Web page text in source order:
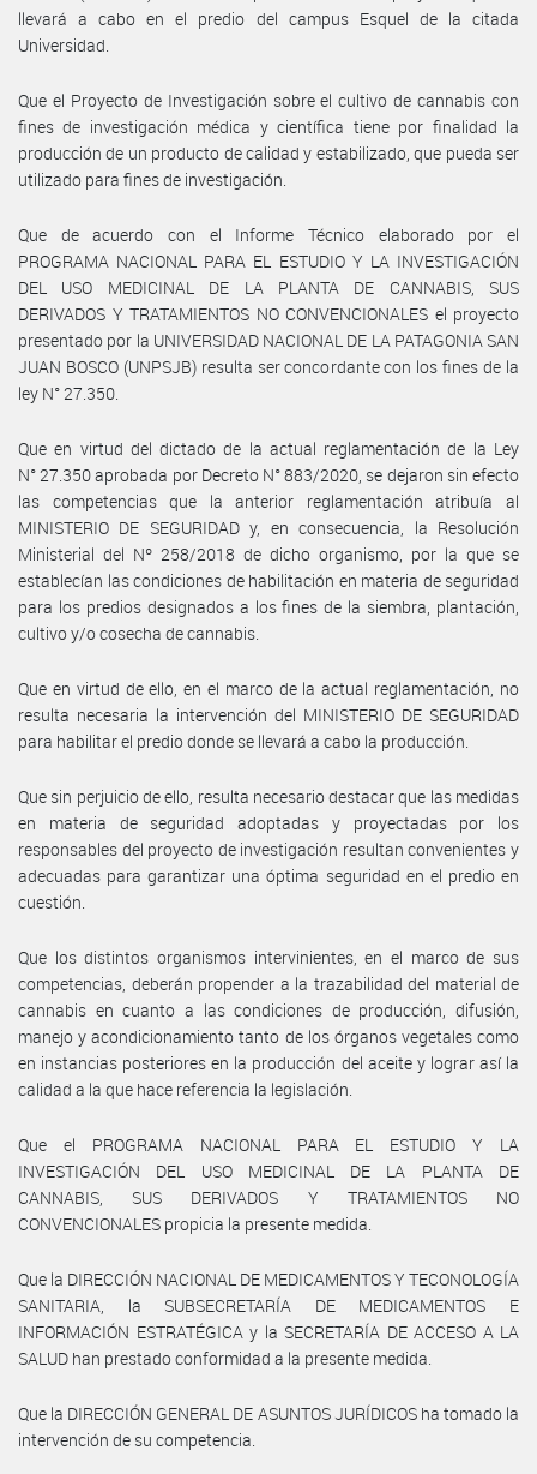
llevará a cabo en el predio del campus Esquel de la citada
Universidad.
Que el Proyecto de Investigación sobre el cultivo de cannabis con
fines de investigación médica y científica tiene por finalidad la
producción de un producto de calidad y estabilizado, que pueda ser
utilizado para fines de investigación.
Que de acuerdo con el Informe Técnico elaborado por el
PROGRAMA NACIONAL PARA EL ESTUDIO Y LA INVESTIGACIÓN
DEL USO MEDICINAL DE LA PLANTA DE CANNABIS, SUS
DERIVADOS Y TRATAMIENTOS NO CONVENCIONALES el proyecto
presentado por la UNIVERSIDAD NACIONAL DE LA PATAGONIA SAN
JUAN BOSCO (UNPSJB) resulta ser concordante con los fines de la
ley N° 27.350.
Que en virtud del dictado de la actual reglamentación de la Ley
N° 27.350 aprobada por Decreto N° 883/2020, se dejaron sin efecto
las competencias que la anterior reglamentación atribuía al
MINISTERIO DE SEGURIDAD y, en consecuencia, la Resolución
Ministerial del Nº 258/2018 de dicho organismo, por la que se
establecían las condiciones de habilitación en materia de seguridad
para los predios designados a los fines de la siembra, plantación,
cultivo y/o cosecha de cannabis.
Que en virtud de ello, en el marco de la actual reglamentación, no
resulta necesaria la intervención del MINISTERIO DE SEGURIDAD
para habilitar el predio donde se llevará a cabo la producción.
Que sin perjuicio de ello, resulta necesario destacar que las medidas
en materia de seguridad adoptadas y proyectadas por los
responsables del proyecto de investigación resultan convenientes y
adecuadas para garantizar una óptima seguridad en el predio en
cuestión.
Que los distintos organismos intervinientes, en el marco de sus
competencias, deberán propender a la trazabilidad del material de
cannabis en cuanto a las condiciones de producción, difusión,
manejo y acondicionamiento tanto de los órganos vegetales como
en instancias posteriores en la producción del aceite y lograr así la
calidad a la que hace referencia la legislación.
Que el PROGRAMA NACIONAL PARA EL ESTUDIO Y LA
INVESTIGACIÓN DEL USO MEDICINAL DE LA PLANTA DE
CANNABIS, SUS DERIVADOS Y TRATAMIENTOS NO
CONVENCIONALES propicia la presente medida.
Que la DIRECCIÓN NACIONAL DE MEDICAMENTOS Y TECONOLOGÍA
SANITARIA, la SUBSECRETARÍA DE MEDICAMENTOS E
INFORMACIÓN ESTRATÉGICA y la SECRETARÍA DE ACCESO A LA
SALUD han prestado conformidad a la presente medida.
Que la DIRECCIÓN GENERAL DE ASUNTOS JURÍDICOS ha tomado la
intervención de su competencia.